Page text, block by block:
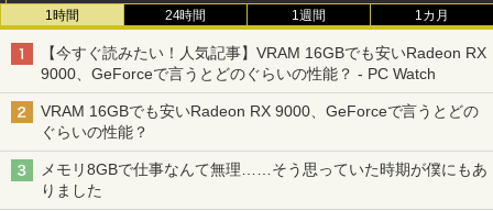
1時間 24時間 1週間 1カ月
【今すぐ読みたい！人気記事】VRAM 16GBでも安いRadeon RX
9000、GeForceで言うとどのぐらいの性能？ - PC Watch
VRAM 16GBでも安いRadeon RX 9000、GeForceで言うとどの
ぐらいの性能？
メモリ8GBで仕事なんて無理……そう思っていた時期が僕にもあ
りました